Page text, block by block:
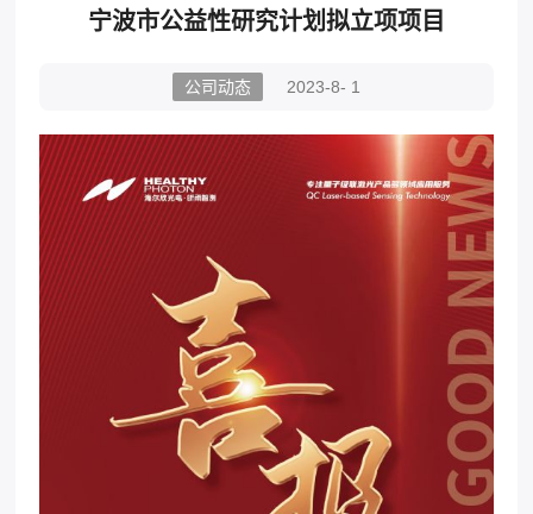
宁波市公益性研究计划拟立项项目
公司动态 2023-8- 1